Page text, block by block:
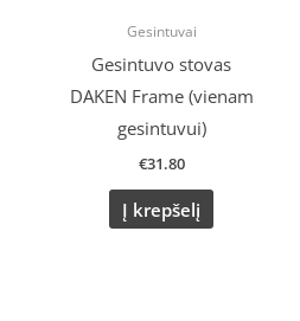
Gesintuvai
Gesintuvo stovas
DAKEN Frame (vienam
gesintuvui)
€31.80
Į krepšelį